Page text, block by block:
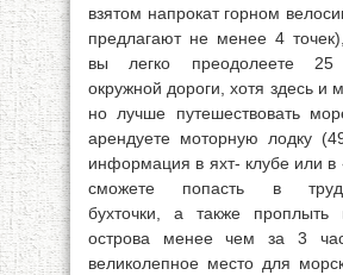
взятом напрокат горном
предлагают не менее 4
вы легко преодолеете 25
окружной дороги, хотя здесь и
но лучше путешествовать
арендуете моторную лодку
информация в яхт- клубе или в
сможете попасть в
бухточки, а также проплыть
острова менее чем за 3
великолепное место для